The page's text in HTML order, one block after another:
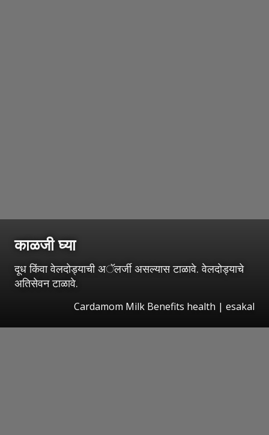
काळजी घ्या
दूध किंवा वेलदोड्याची अॅलर्जी असल्यास टाळावे. वेलदोड्याचे
अतिसेवन टाळावे.
Cardamom Milk Benefits health | esakal